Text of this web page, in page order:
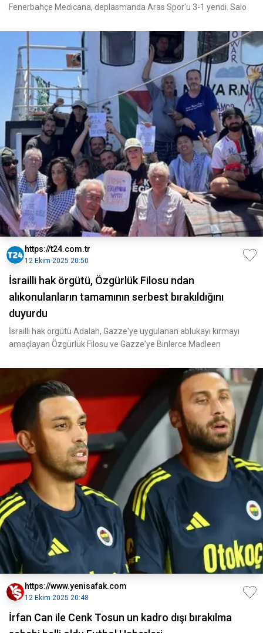
Fenerbahçe Medicana, deplasmanda Aras Spor'u 3-1 yendi. Salo
https://t24.com.tr
12 Ekim 2025 20:50
İsrailli hak örgütü, Özgürlük Filosu ndan
alıkonulanların tamamının serbest bırakıldığını
duyurdu
İsrailli hak örgütü Adalah, Gazze'ye uygulanan ablukayı kırmayı
amaçlayan Özgürlük Filosu ve Gazze'ye Binlerce Madleen
https://www.yenisafak.com
12 Ekim 2025 20:48
İrfan Can ile Cenk Tosun un kadro dışı bırakılma